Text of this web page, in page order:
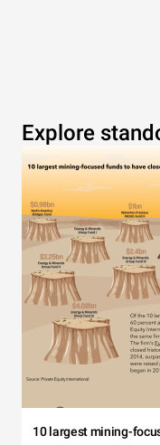
Explore
10 largest mining-